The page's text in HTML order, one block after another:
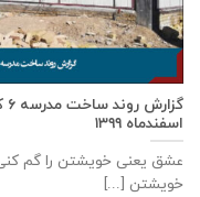
اسفندماه ۱۳۹۹
عشق يعنی خويشتن را گم
خويشتن [...]